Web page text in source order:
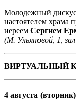
Молодежный
настоятелем храма
иереем Сергием
(М. Ульяновой, 1,
ВИРТУАЛЬНЫЙ
4 августа (вторник)